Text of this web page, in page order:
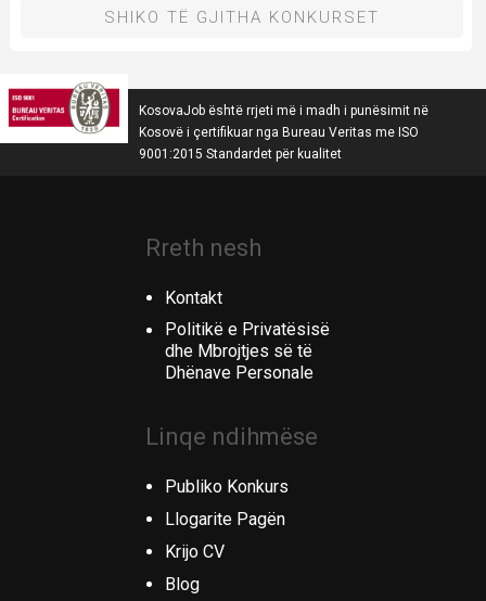
SHIKO TË GJITHA KONKURSET
KosovaJob është rrjeti më i madh i punësimit në
Kosovë i çertifikuar nga Bureau Veritas me ISO
9001:2015 Standardet për kualitet
Rreth nesh
Kontakt
Politikë e Privatësisë
dhe Mbrojtjes së të
Dhënave Personale
Linqe ndihmëse
Publiko Konkurs
Llogarite Pagën
Krijo CV
Blog